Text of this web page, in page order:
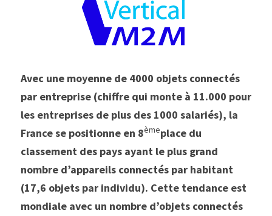
Avec une moyenne de 4000 objets connectés
par entreprise (chiffre qui monte à 11.000 pour
les entreprises de plus des 1000 salariés), la
France se positionne en 8èmeplace du
classement des pays ayant le plus grand
nombre d’appareils connectés par habitant
(17,6 objets par individu). Cette tendance est
mondiale avec un nombre d’objets connectés